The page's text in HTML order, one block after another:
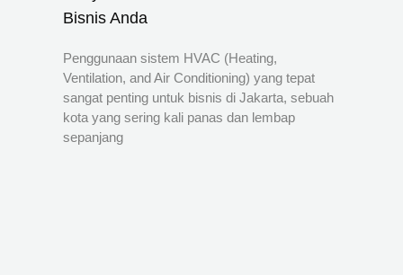
Bisnis Anda
Penggunaan sistem HVAC (Heating,
Ventilation, and Air Conditioning) yang tepat
sangat penting untuk bisnis di Jakarta, sebuah
kota yang sering kali panas dan lembap
sepanjang